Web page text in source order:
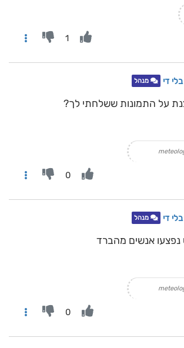
1
די מנהל
על התמונות ששלחתי לך?
0
די מנהל
אנשים מהברד
0